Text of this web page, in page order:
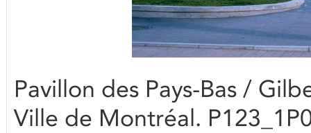
Pavillon des Pays-Bas /
Ville de Montréal.